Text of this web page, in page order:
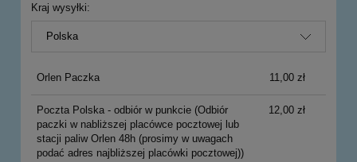
Kraj wysyłki:
Orlen Paczka 11,00 zł
Poczta Polska - odbiór w punkcie(Odbiór
paczki w nabliższej placówce pocztowej lub
stacji paliw Orlen 48h (prosimy w uwagach
podać adres najbliższej placówki pocztowej))
12,00 zł